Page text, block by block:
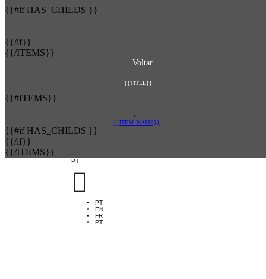
{{#if HAS_CHILDS }}
{{/if}}
{{/ITEMS}}
Voltar
{{TITLE}}
{{#ITEMS}}
{{ITEM_NAME}}
{{#if HAS_CHILDS }}
{{/if}}
{{/ITEMS}}
PT

PT
EN
FR
PT